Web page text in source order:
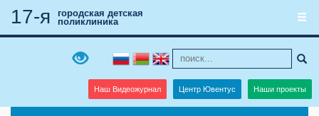
Наш Видеожурнал Центр Ювентус Наши проекты
17-я
городская детская
поликлиника